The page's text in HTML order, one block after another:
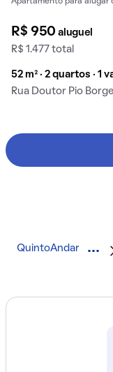
Apartamento para alugar
R$ 950aluguel
R$ 1.477 total
52 m² · 2 quartos · 1
Rua Doutor Pio
QuintoAndar